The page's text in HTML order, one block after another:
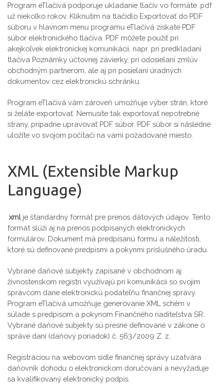
Program eTlačivá podporuje ukladanie tlačív vo formáte .pdf
už niekoľko rokov. Kliknutím na tlačidlo Exportovať do PDF
súboru v hlavnom menu programu eTlačivá získate PDF
súbor elektronického tlačiva. PDF môžete použiť pri
akejkoľvek elektronickej komunikácii, napr. pri predkladaní
tlačiva Poznámky účtovnej závierky, pri odosielaní zmlúv
obchodným partnerom, ale aj pri posielaní úradných
dokumentov cez elektronickú schránku.
Program eTlačivá vám zároveň umožňuje výber strán, ktoré
si želáte exportovať. Nemusíte tak exportovať nepotrebné
strany, prípadne upravovať PDF súbor. PDF súbor si následne
uložíte vo svojom počítači na vami požadované miesto.
XML (Extensible Markup
Language)
xmlje štandardný formát pre prenos dátových údajov. Tento
formát slúži aj na prenos podpísaných elektronických
formulárov. Dokument má predpísanú formu a náležitosti,
ktoré sú definované predpismi a pokynmi príslušného úradu.
Vybrané daňové subjekty zapísané v obchodnom aj
živnostenskom registri využívajú pri komunikácii so svojim
správcom dane elektronickú podateľňu finančnej správy.
Program eTlačivá umožňuje generovanie XML schém v
súlade s predpisom a pokynom Finančného riaditeľstva SR.
Vybrané daňové subjekty sú presne definované v zákone o
správe daní (daňový poriadok) č. 563/2009 Z. z.
Registráciou na webovom sídle finančnej správy uzatvára
daňovník dohodu o elektronickom doručovaní a nevyžaduje
sa kvalifikovaný elektronický podpis.